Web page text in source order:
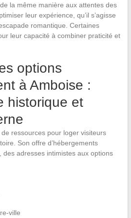
la même manière aux attentes des
leur expérience, qu’il s’agisse
romantique. Certaines
leur capacité à combiner praticité et
options
à Amboise :
historique et
ressources pour loger visiteurs
Son offre d’hébergements
des adresses intimistes aux options
ville